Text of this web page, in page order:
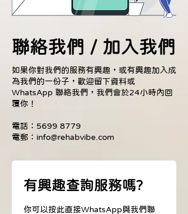
聯絡我們 / 加入我們
如果你對我們的服務有興趣，或有興趣加入成
為我們的一份子，歡迎留下資料或
WhatsApp 聯絡我們，我們會於24小時內回
覆你！
電話：5699 8779
電郵：info@rehabvibe.com
有興趣查詢服務嗎?
你可以按此直接WhatsApp與我們聯